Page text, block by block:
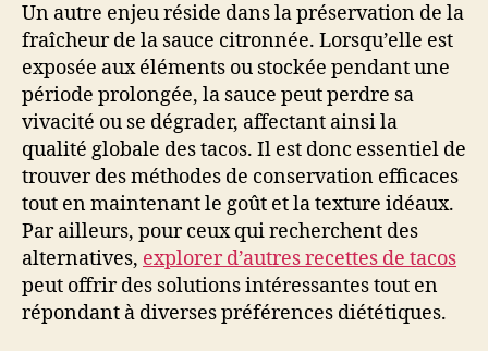
Un autre enjeu réside dans la préservation de la
fraîcheur de la sauce citronnée. Lorsqu’elle est
exposée aux éléments ou stockée pendant une
période prolongée, la sauce peut perdre sa
vivacité ou se dégrader, affectant ainsi la
qualité globale des tacos. Il est donc essentiel de
trouver des méthodes de conservation efficaces
tout en maintenant le goût et la texture idéaux.
Par ailleurs, pour ceux qui recherchent des
alternatives, explorer d’autres recettes de tacos
peut offrir des solutions intéressantes tout en
répondant à diverses préférences diététiques.